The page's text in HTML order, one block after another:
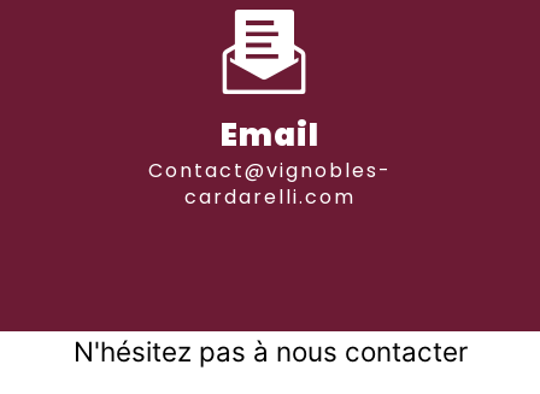
Email
contact@vignobles-
cardarelli.com
N'hésitez pas à nous contacter